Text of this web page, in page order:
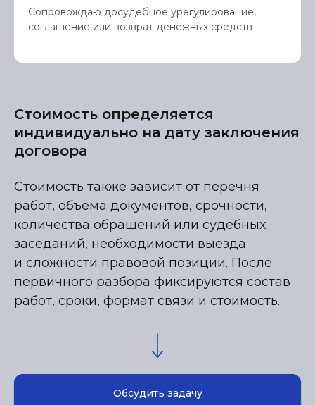
Сопровождаю досудебное урегулирование,
соглашение или возврат денежных средств
Стоимость определяется
индивидуально на дату заключения
договора
Стоимость также зависит от перечня
работ, объема документов, срочности,
количества обращений или судебных
заседаний, необходимости выезда
и сложности правовой позиции. После
первичного разбора фиксируются состав
работ, сроки, формат связи и стоимость.
Обсудить задачу